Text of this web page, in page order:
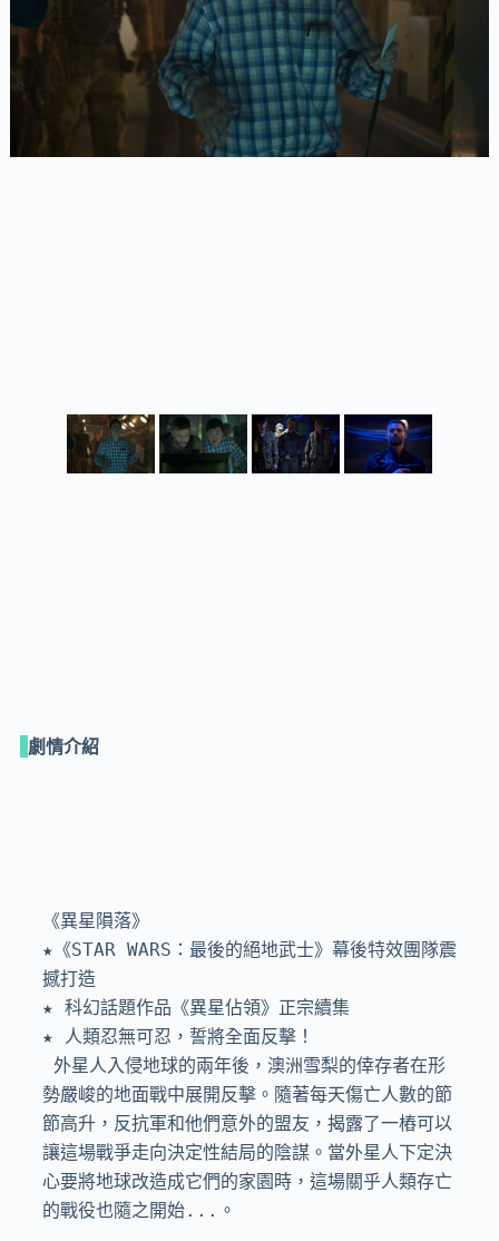
劇情介紹
《異星隕落》
★《STAR WARS：最後的絕地武士》幕後特效團隊震
撼打造
★ 科幻話題作品《異星佔領》正宗續集
★ 人類忍無可忍，誓將全面反擊！
勢嚴峻的地面戰中展開反擊。隨著每天傷亡人數的節
節高升，反抗軍和他們意外的盟友，揭露了一樁可以
讓這場戰爭走向決定性結局的陰謀。當外星人下定決
心要將地球改造成它們的家園時，這場關乎人類存亡
的戰役也隨之開始...。